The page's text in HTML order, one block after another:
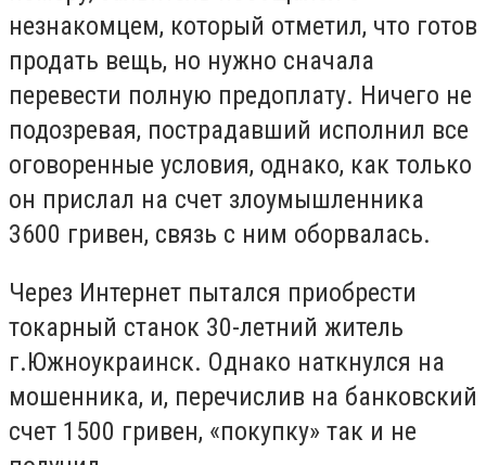
незнакомцем, который отметил, что готов
продать вещь, но нужно сначала
перевести полную предоплату. Ничего не
подозревая, пострадавший исполнил все
оговоренные условия, однако, как только
он прислал на счет злоумышленника
3600 гривен, связь с ним оборвалась.
Через Интернет пытался приобрести
токарный станок 30-летний житель
г.Южноукраинск. Однако наткнулся на
мошенника, и, перечислив на банковский
счет 1500 гривен, «покупку» так и не